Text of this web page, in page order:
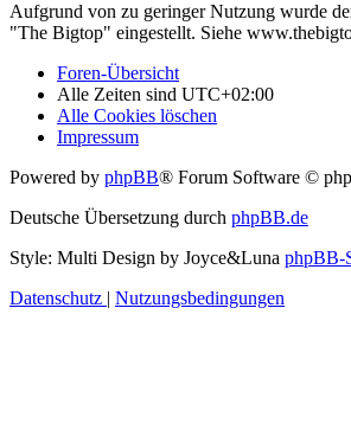
Aufgrund von zu geringer Nutzung wurde
"The Bigtop" eingestellt. Siehe
Foren-Übersicht
Alle Zeiten sind UTC+02:00
Alle Cookies löschen
Impressum
Powered by phpBB® Forum Software ©
Deutsche Übersetzung durch phpBB.de
Style: Multi Design by Joyce&Luna phpBB-
Datenschutz | Nutzungsbedingungen